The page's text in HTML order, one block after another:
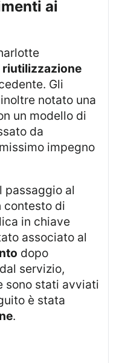
ai
riutilizzazione
Gli
notato una
un modello di
da
impegno
contesto di
in chiave
associato al
dopo
servizio,
sono stati avviati
è stata
.